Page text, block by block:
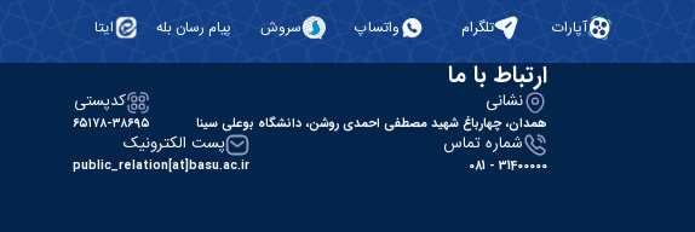
آپارات تلگرام واتساپ سروش پیام رسان بله ایتا
ارتباط با ما
نشانی
همدان، چهارباغ شهید مصطفی احمدی روشن، دانشگاه بوعلی سینا
کدپستی
۶۵۱۷۸-۳۸۶۹۵
شماره تماس
31400000 - 081
پست الکترونیک
public_relation[at]basu.ac.ir